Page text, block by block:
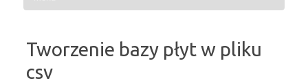
Tworzenie bazy płyt w pliku
csv